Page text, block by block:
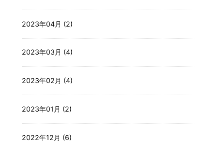
2023年04月 (2)
2023年03月 (4)
2023年02月 (4)
2023年01月 (2)
2022年12月 (6)